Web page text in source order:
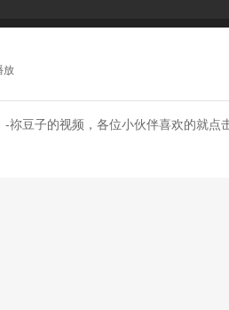
放
豆子的视频，各位小伙伴喜欢的就点